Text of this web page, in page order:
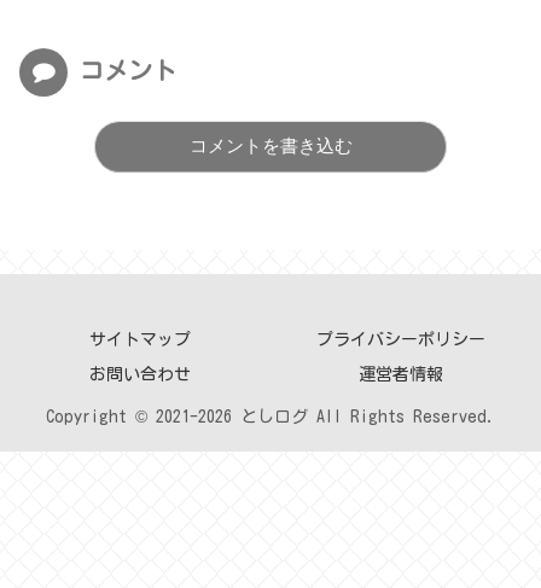
コメント
コメントを書き込む
サイトマップ プライバシーポリシー
お問い合わせ 運営者情報
Copyright © 2021-2026 としログ All Rights Reserved.